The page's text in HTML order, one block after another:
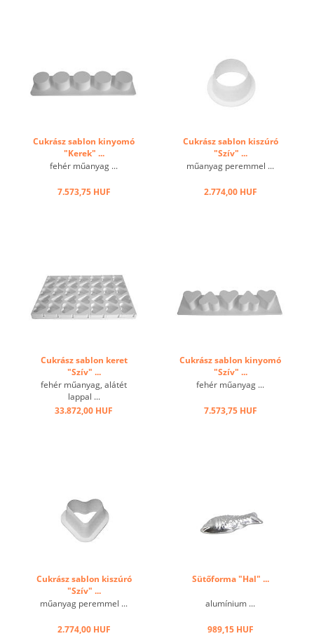
Cukrász sablon kinyomó
"Kerek" ...
fehér műanyag ...
7.573,75 HUF
Cukrász sablon kiszúró
"Szív" ...
műanyag peremmel ...
2.774,00 HUF
Cukrász sablon keret
"Szív" ...
fehér műanyag, alátét
lappal ...
33.872,00 HUF
Cukrász sablon kinyomó
"Szív" ...
fehér műanyag ...
7.573,75 HUF
Cukrász sablon kiszúró
"Szív" ...
műanyag peremmel ...
2.774,00 HUF
Sütőforma "Hal" ...
alumínium ...
989,15 HUF